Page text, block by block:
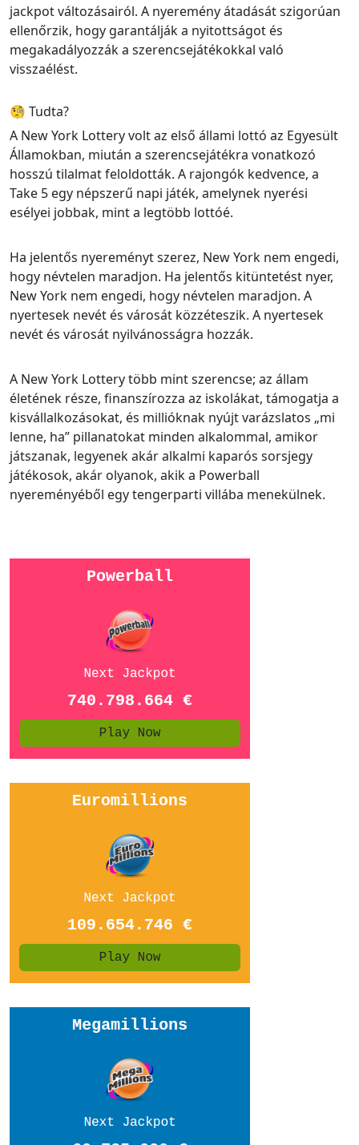
jackpot változásairól. A nyeremény átadását szigorúan
ellenőrzik, hogy garantálják a nyitottságot és
megakadályozzák a szerencsejátékokkal való
visszaélést.
🧐 Tudta?
A New York Lottery volt az első állami lottó az Egyesült
Államokban, miután a szerencsejátékra vonatkozó
hosszú tilalmat feloldották. A rajongók kedvence, a
Take 5 egy népszerű napi játék, amelynek nyerési
esélyei jobbak, mint a legtöbb lottóé.
Ha jelentős nyereményt szerez, New York nem engedi,
hogy névtelen maradjon. Ha jelentős kitüntetést nyer,
New York nem engedi, hogy névtelen maradjon. A
nyertesek nevét és városát közzéteszik. A nyertesek
nevét és városát nyilvánosságra hozzák.
A New York Lottery több mint szerencse; az állam
életének része, finanszírozza az iskolákat, támogatja a
kisvállalkozásokat, és millióknak nyújt varázslatos „mi
lenne, ha” pillanatokat minden alkalommal, amikor
játszanak, legyenek akár alkalmi kaparós sorsjegy
játékosok, akár olyanok, akik a Powerball
nyereményéből egy tengerparti villába menekülnek.